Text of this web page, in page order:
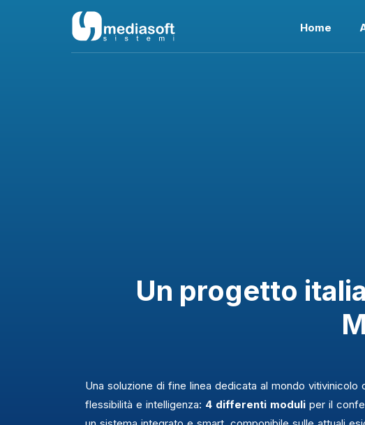
Home
Un progetto
Una soluzione di fine linea dedicata al mondo vitivinicolo
flessibilità e intelligenza: 4 differenti moduli per il